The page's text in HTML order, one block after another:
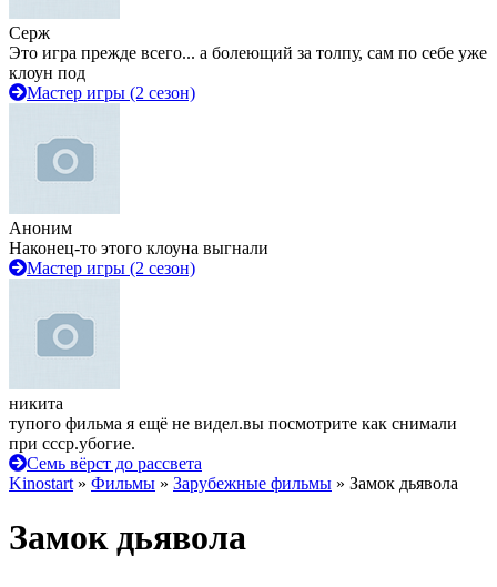
Серж
Это игра прежде всего... а болеющий за толпу, сам по себе уже
клоун под
Мастер игры (2 сезон)
Аноним
Наконец-то этого клоуна выгнали
Мастер игры (2 сезон)
никита
тупого фильма я ещё не видел.вы посмотрите как снимали
при ссср.убогие.
Семь вёрст до рассвета
Kinostart » Фильмы » Зарубежные фильмы » Замок дьявола
Замок дьявола